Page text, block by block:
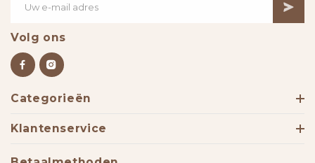
Volg ons
Categorieën
Klantenservice